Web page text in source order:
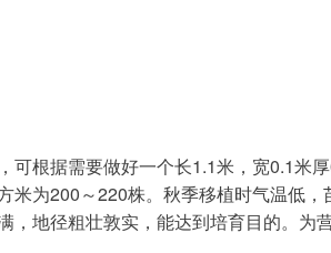
米为200～220株。秋季移植时气温低
地径粗壮敦实，能达到培育目的。为